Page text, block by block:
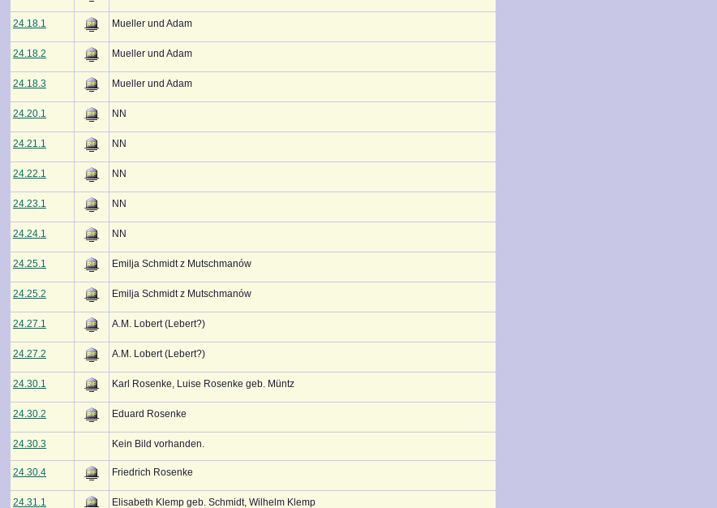
24.18.1 Mueller und Adam
24.18.2 Mueller und Adam
24.18.3 Mueller und Adam
24.20.1 NN
24.21.1 NN
24.22.1 NN
24.23.1 NN
24.24.1 NN
24.25.1 Emilja Schmidt z Mutschmanów
24.25.2 Emilja Schmidt z Mutschmanów
24.27.1 A.M. Lobert (Lebert?)
24.27.2 A.M. Lobert (Lebert?)
24.30.1 Karl Rosenke, Luise Rosenke geb. Müntz
24.30.2 Eduard Rosenke
24.30.3 Kein Bild vorhanden.
24.30.4 Friedrich Rosenke
24.31.1 Elisabeth Klemp geb. Schmidt, Wilhelm Klemp